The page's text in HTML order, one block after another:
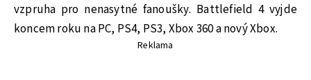
vzpruha pro nenasytné fanoušky. Battlefield 4 vyjde
koncem roku na PC, PS4, PS3, Xbox 360 a nový Xbox.
Reklama